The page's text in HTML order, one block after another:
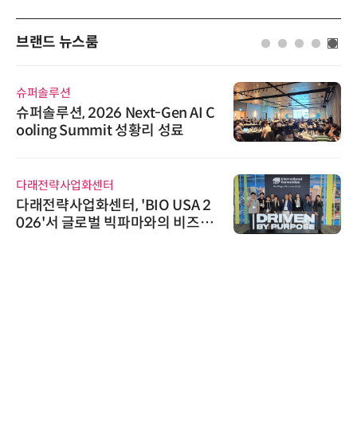
브랜드 뉴스룸
슈퍼솔루션
슈퍼솔루션, 2026 Next-Gen AI C
ooling Summit 성황리 성료
다래전략사업화센터
다래전략사업화센터, 'BIO USA 2
026'서 글로벌 빅파마와의 비즈니